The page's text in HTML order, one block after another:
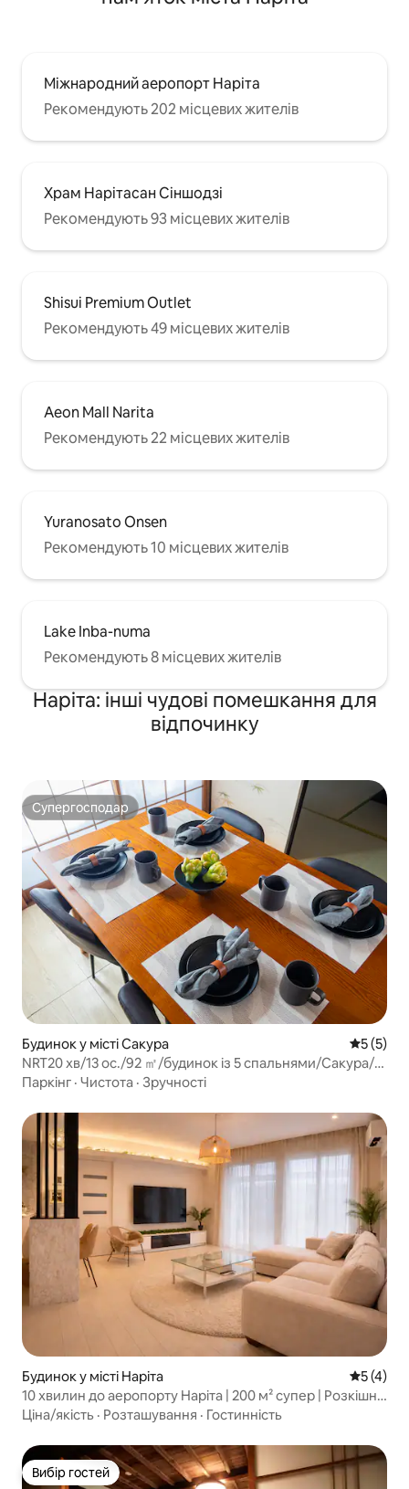
Міжнародний аеропорт Наріта
Рекомендують 202 місцевих жителів
Храм Нарітасан Сіншодзі
Рекомендують 93 місцевих жителів
Shisui Premium Outlet
Рекомендують 49 місцевих жителів
Aeon Mall Narita
Рекомендують 22 місцевих жителів
Yuranosato Onsen
Рекомендують 10 місцевих жителів
Lake Inba-numa
Рекомендують 8 місцевих жителів
Наріта: інші чудові помешкання для
відпочинку
Супергосподар
Супергосподар
Будинок у місті Сакура Середня
5 (5)
NRT20 хв/13 ос./92 ㎡/будинок із 5 спальнями/Сакура/
Нарита/Уено
Паркінг · Чистота · Зручності
Будинок у місті Наріта Середня
5 (4)
10 хвилин до аеропорту Наріта | 200 м² супер | Розкішна
вілла | Оренда всього будинку | Максимум 10 осіб |
Ціна/якість · Розташування · Гостинність
Вибір гостей
Вибір гостей